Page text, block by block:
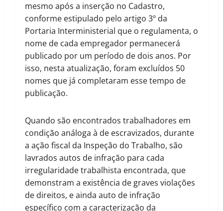
mesmo após a inserção no Cadastro,
conforme estipulado pelo artigo 3º da
Portaria Interministerial que o regulamenta, o
nome de cada empregador permanecerá
publicado por um período de dois anos. Por
isso, nesta atualização, foram excluídos 50
nomes que já completaram esse tempo de
publicação.
Quando são encontrados trabalhadores em
condição análoga à de escravizados, durante
a ação fiscal da Inspeção do Trabalho, são
lavrados autos de infração para cada
irregularidade trabalhista encontrada, que
demonstram a existência de graves violações
de direitos, e ainda auto de infração
específico com a caracterização da